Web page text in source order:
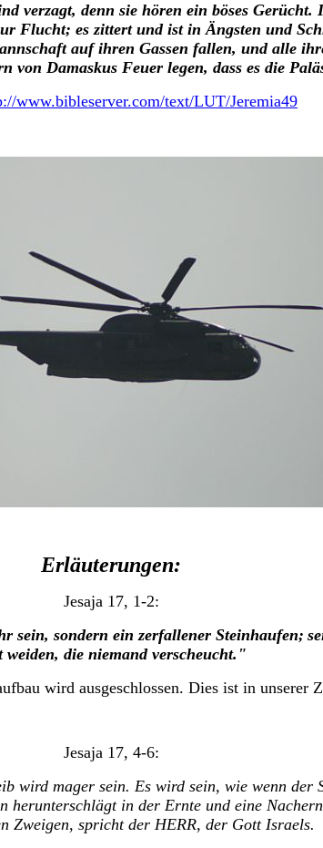
verzagt, denn sie hören ein böses
Flucht; es zittert und ist in Ängsten und
auf ihren Gassen fallen, und alle
von Damaskus Feuer legen, dass es die
www.bibleserver.com/text/LUT/Jeremia49
Erläuterungen:
Jesaja 17, 1-2:
sein, sondern ein zerfallener Steinhaufen;
weiden, die niemand verscheucht."
wird ausgeschlossen. Dies ist in unserer
Jesaja 17, 4-6:
mager sein. Es wird sein, wie wenn der
herunterschlägt in der Ernte und eine
Zweigen, spricht der HERR, der Gott Israels.